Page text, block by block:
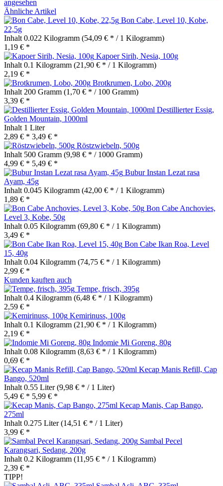
angesehen
Ähnliche Artikel
Bon Cabe, Level 10, Kobe,
22,5g
Inhalt 0.022 Kilogramm (54,09 € * / 1 Kilogramm)
1,19 € *
Kapoer Sirih, Nesia, 100g
Inhalt 0.1 Kilogramm (21,90 € * / 1 Kilogramm)
2,19 € *
Brotkrumen, Lobo, 200g
Inhalt 200 Gramm (1,70 € * / 100 Gramm)
3,39 € *
Destillierter Essig,
Golden Mountain, 1000ml
Inhalt 1 Liter
2,89 € * 3,49 € *
Röstzwiebeln, 500g
Inhalt 500 Gramm (9,98 € * / 1000 Gramm)
4,99 € * 5,49 € *
Bubur Instan Lezat rasa
Ayam, 45g
Inhalt 0.045 Kilogramm (42,00 € * / 1 Kilogramm)
1,89 € *
Bon Cabe Anchovies,
Level 3, Kobe, 50g
Inhalt 0.05 Kilogramm (69,80 € * / 1 Kilogramm)
3,49 € *
Bon Cabe Ikan Roa, Level
15, 40g
Inhalt 0.04 Kilogramm (74,75 € * / 1 Kilogramm)
2,99 € *
Kunden kauften auch
Tempe, frisch, 395g
Inhalt 0.4 Kilogramm (6,48 € * / 1 Kilogramm)
2,59 € *
Kemirinuss, 100g
Inhalt 0.1 Kilogramm (21,90 € * / 1 Kilogramm)
2,19 € *
Indomie Mi Goreng, 80g
Inhalt 0.08 Kilogramm (8,63 € * / 1 Kilogramm)
0,69 € *
Kecap Manis Refill, Cap
Bango, 520ml
Inhalt 0.55 Liter(9,98 € * / 1 Liter)
5,49 € * 5,99 € *
Kecap Manis, Cap Bango,
275ml
Inhalt 0.275 Liter(14,51 € * / 1 Liter)
3,99 € *
Sambal Pecel
Karangsari, Sedang, 200g
Inhalt 0.2 Kilogramm (11,95 € * / 1 Kilogramm)
2,39 € *
TIPP!